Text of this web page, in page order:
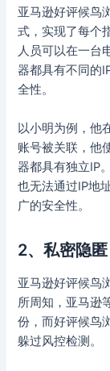
亚马逊好评候鸟
式，实现了每个
人员可以在一台
器都具有不同的
全性。
以小明为例，他
账号被关联，他
器都具有独立IP
也无法通过IP地
广的安全性。
2、私密隐
亚马逊好评候鸟
所周知，亚马逊
份，而好评候鸟
躲过风控检测。